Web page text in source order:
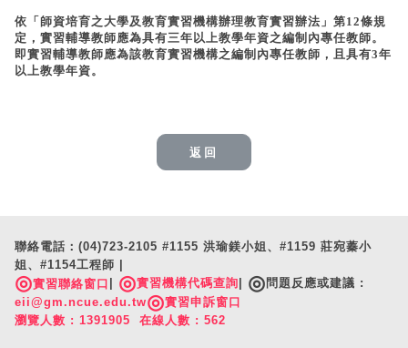
依「師資培育之大學及教育實習機構辦理教育實習辦法」第12條規
定，實習輔導教師應為具有三年以上教學年資之編制內專任教師。
即實習輔導教師應為該教育實習機構之編制內專任教師，且具有3年
以上教學年資。
返回
聯絡電話：(04)723-2105 #1155 洪瑜鎂小姐、#1159 莊宛蓁小
姐、#1154工程師 |
◎實習聯絡窗口 ◎實習機構代碼查詢 ◎ 問題反應或建議 :
eii@gm.ncue.edu.tw◎實習申訴窗口
瀏覽人數 : 1391905 在線人數 : 562